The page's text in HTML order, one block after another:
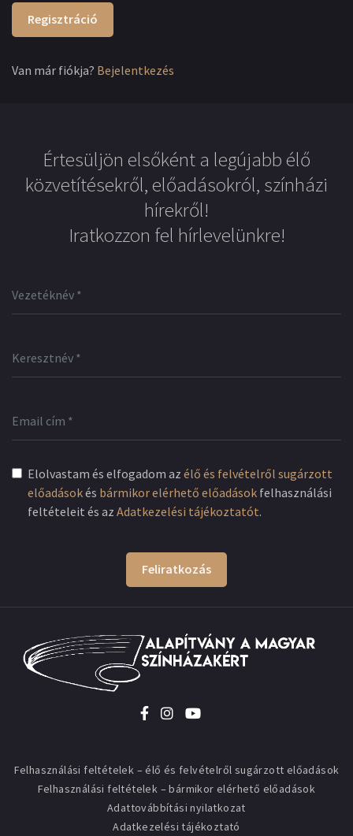
Regisztráció
Van már fiókja? Bejelentkezés
Értesüljön elsőként a legújabb élő
közvetítésekről, előadásokról, színházi
hírekről!
Iratkozzon fel hírlevelünkre!
Elolvastam és elfogadom az élő és felvételről sugárzott
előadásokés bármikor elérhető előadások felhasználási
feltételeit és az Adatkezelési tájékoztatót.
Feliratkozás
Felhasználási feltételek – élő és felvételről sugárzott előadások
Felhasználási feltételek – bármikor elérhető előadások
Adattovábbítási nyilatkozat
Adatkezelési tájékoztató